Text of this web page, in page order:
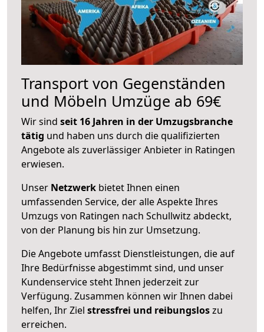
Transport von Gegenständen
und Möbeln Umzüge ab 69€
Wir sind seit 16 Jahren in der Umzugsbranche
tätig und haben uns durch die qualifizierten
Angebote als zuverlässiger Anbieter in Ratingen
erwiesen.
Unser Netzwerk bietet Ihnen einen
umfassenden Service, der alle Aspekte Ihres
Umzugs von Ratingen nach Schullwitz abdeckt,
von der Planung bis hin zur Umsetzung.
Die Angebote umfasst Dienstleistungen, die auf
Ihre Bedürfnisse abgestimmt sind, und unser
Kundenservice steht Ihnen jederzeit zur
Verfügung. Zusammen können wir Ihnen dabei
helfen, Ihr Ziel stressfrei und reibungsloszu
erreichen.